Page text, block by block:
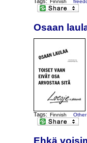
Finnish
Osaan
Tags: Finnish Other
Ehkä